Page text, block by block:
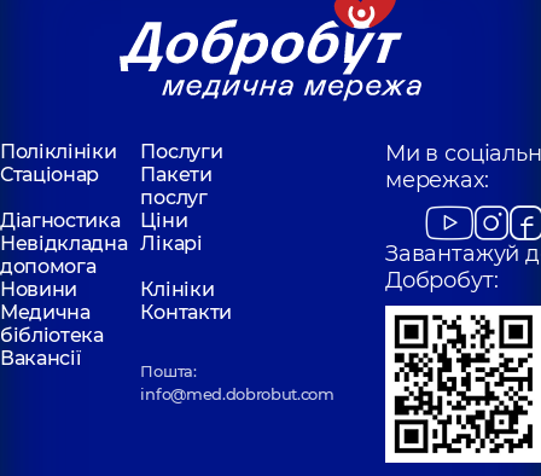
Поліклініки
Послуги
Стаціонар
Пакети
послуг
Діагностика
Ціни
Невідкладна
допомога
Лікарі
Новини
Клініки
Медична
бібліотека
Контакти
Вакансії
Пошта:
info@med.dobrobut.com
Ми в
мережах:
Завантажуй
Добробут: